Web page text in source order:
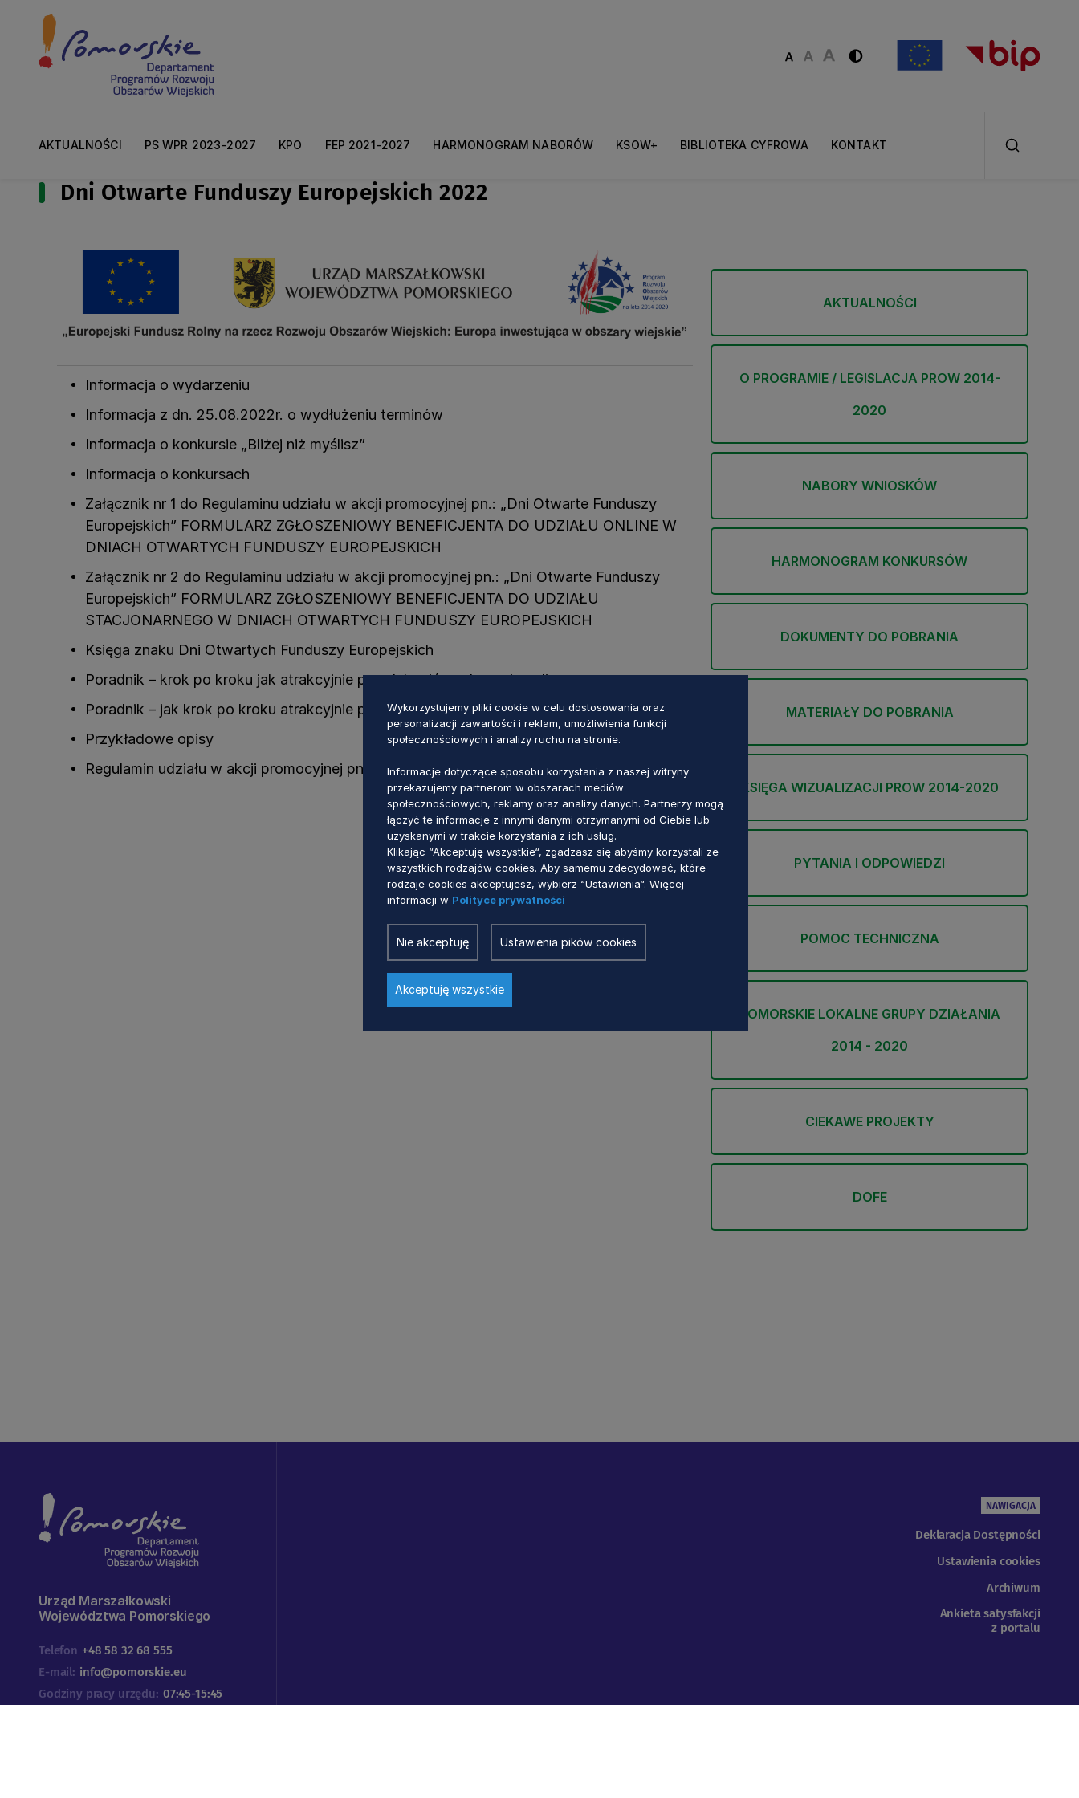
AKTUALNOŚCI PS WPR 2023-2027 KPO FEP 2021-2027 HARMONOGRAM NABORÓW KSOW+ BIBLIOTEKA CYFROWA KONTAKT
Dni Otwarte Funduszy Europejskich 2022
Informacja o wydarzeniu
Informacja z dn. 25.08.2022r. o wydłużeniu terminów
Informacja o konkursie „Bliżej niż myślisz”
Informacja o konkursach
Załącznik nr 1 do Regulaminu udziału w akcji promocyjnej pn.: „Dni Otwarte Funduszy
Europejskich” FORMULARZ ZGŁOSZENIOWY BENEFICJENTA DO UDZIAŁU ONLINE W
DNIACH OTWARTYCH FUNDUSZY EUROPEJSKICH
Załącznik nr 2 do Regulaminu udziału w akcji promocyjnej pn.: „Dni Otwarte Funduszy
Europejskich” FORMULARZ ZGŁOSZENIOWY BENEFICJENTA DO UDZIAŁU
STACJONARNEGO W DNIACH OTWARTYCH FUNDUSZY EUROPEJSKICH
Księga znaku Dni Otwartych Funduszy Europejskich
Poradnik – krok po kroku jak atrakcyjnie przedstawić wydarzenie online
Poradnik – jak krok po kroku atrakcyjnie przedstawić wydarzenie stacjonarne
Przykładowe opisy
Regulamin udziału w akcji promocyjnej pn.: „Dni Otwarte Funduszy Europejskich”
AKTUALNOŚCI
O PROGRAMIE / LEGISLACJA PROW 2014-
2020
NABORY WNIOSKÓW
HARMONOGRAM KONKURSÓW
DOKUMENTY DO POBRANIA
MATERIAŁY DO POBRANIA
KSIĘGA WIZUALIZACJI PROW 2014-2020
PYTANIA I ODPOWIEDZI
POMOC TECHNICZNA
POMORSKIE LOKALNE GRUPY DZIAŁANIA
2014 - 2020
CIEKAWE PROJEKTY
DOFE
Urząd Marszałkowski
Województwa Pomorskiego
Telefon +48 58 32 68 555
E-mail: info@pomorskie.eu
Godziny pracy urzędu: 07:45-15:45
NAWIGACJA
Deklaracja Dostępności
Ustawienia cookies
Archiwum
Ankieta satysfakcji
z portalu
Wykorzystujemy pliki cookie w celu dostosowania oraz
personalizacji zawartości i reklam, umożliwienia funkcji
społecznościowych i analizy ruchu na stronie.
Informacje dotyczące sposobu korzystania z naszej witryny
przekazujemy partnerom w obszarach mediów
społecznościowych, reklamy oraz analizy danych. Partnerzy mogą
łączyć te informacje z innymi danymi otrzymanymi od Ciebie lub
uzyskanymi w trakcie korzystania z ich usług.
Klikając “Akceptuję wszystkie“, zgadzasz się abyśmy korzystali ze
wszystkich rodzajów cookies. Aby samemu zdecydować, które
rodzaje cookies akceptujesz, wybierz “Ustawienia“. Więcej
informacji w Polityce prywatności
Nie akceptuję Ustawienia pików cookies
Akceptuję wszystkie